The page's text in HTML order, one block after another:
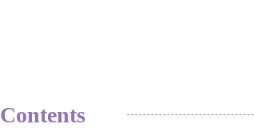
Contents